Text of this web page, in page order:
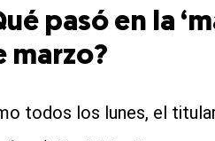
pasó en la
marzo?
todos los lunes, el